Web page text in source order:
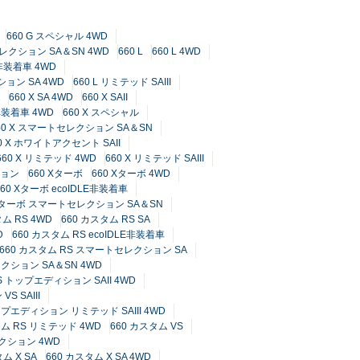
660 G スペシャル 4WD
クション SA＆SN 4WD 660 L
660 L 4WD
着車 4WD
ョン SA 4WD
660 L リミテッド SAIII
660 X SA 4WD
660 X SAII
着車 4WD
660 X スペシャル
X スマートセレクション SA＆SN
X ホワイトアクセント SAII
X リミテッド 4WD
660 X リミテッド SAIII
ン 660 Xターボ
660 Xターボ 4WD
Xターボ ecoIDLE非装着車
ーボ スマートセレクション SA＆SN
RS 4WD
660 カスタム RS SA
660 カスタム RS ecoIDLE非装着車
660 カスタム RS スマートセレクション SA
ション SA＆SN 4WD
トップエディション SAII 4WD
SAIII
エディション リミテッド SAIII 4WD
RS リミテッド 4WD
660 カスタム VS
ション 4WD
ム X SA 660 カスタム X SA 4WD